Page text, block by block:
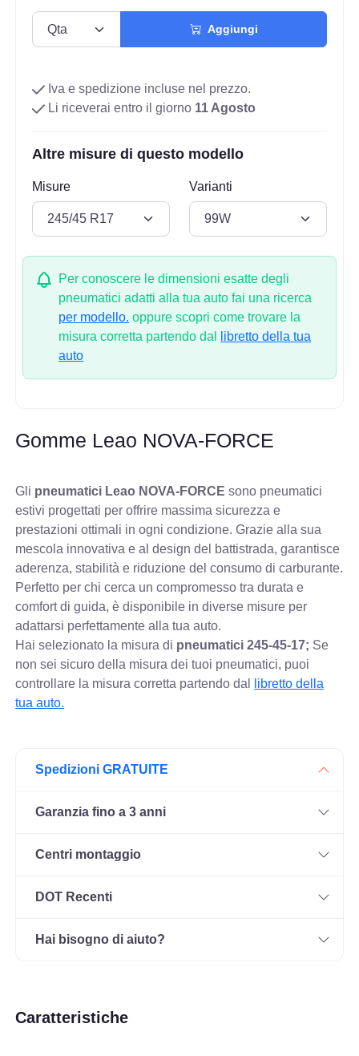
Aggiungi
Iva e spedizione incluse nel prezzo.
Li riceverai entro il giorno 11 Agosto
Altre misure di questo modello
Misure Varianti
Per conoscere le dimensioni esatte degli
pneumatici adatti alla tua auto fai una ricerca
per modello. oppure scopri come trovare la
misura corretta partendo dal
libretto della tua
auto
Gomme Leao NOVA-FORCE
Gli pneumatici Leao NOVA-FORCE sono pneumatici
estivi progettati per offrire massima sicurezza e
prestazioni ottimali in ogni condizione. Grazie alla sua
mescola innovativa e al design del battistrada, garantisce
aderenza, stabilità e riduzione del consumo di carburante.
Perfetto per chi cerca un compromesso tra durata e
comfort di guida, è disponibile in diverse misure per
adattarsi perfettamente alla tua auto.
Hai selezionato la misura di pneumatici245-45-17; Se
non sei sicuro della misura dei tuoi pneumatici, puoi
controllare la misura corretta partendo dal
libretto della
tua auto.
Spedizioni GRATUITE
Garanzia fino a 3 anni
Centri montaggio
DOT Recenti
Hai bisogno di aiuto?
Caratteristiche